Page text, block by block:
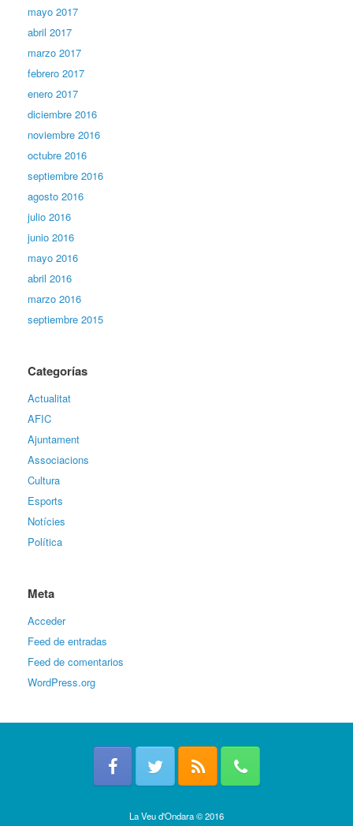
mayo 2017
abril 2017
marzo 2017
febrero 2017
enero 2017
diciembre 2016
noviembre 2016
octubre 2016
septiembre 2016
agosto 2016
julio 2016
junio 2016
mayo 2016
abril 2016
marzo 2016
septiembre 2015
Categorías
Actualitat
AFIC
Ajuntament
Associacions
Cultura
Esports
Notícies
Política
Meta
Acceder
Feed de entradas
Feed de comentarios
WordPress.org
La Veu d'Ondara © 2016